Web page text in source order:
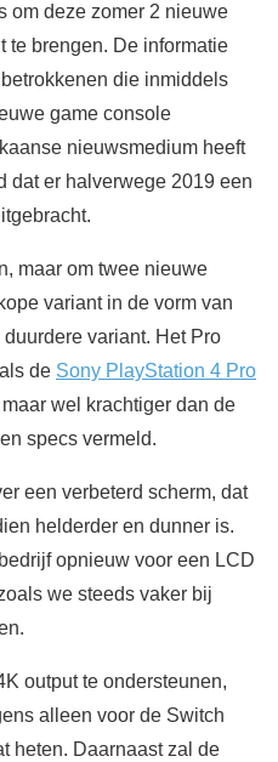
om deze zomer 2 nieuwe
te brengen. De informatie
die inmiddels
game console
nieuwsmedium heeft
dat er halverwege 2019 een
maar om twee nieuwe
variant in de vorm van
variant. Het Pro
de Sony PlayStation 4 Pro
maar wel krachtiger dan de
specs vermeld.
een verbeterd scherm, dat
helderder en dunner is.
opnieuw voor een LCD
we steeds vaker bij
output te ondersteunen,
alleen voor de Switch
heten. Daarnaast zal de